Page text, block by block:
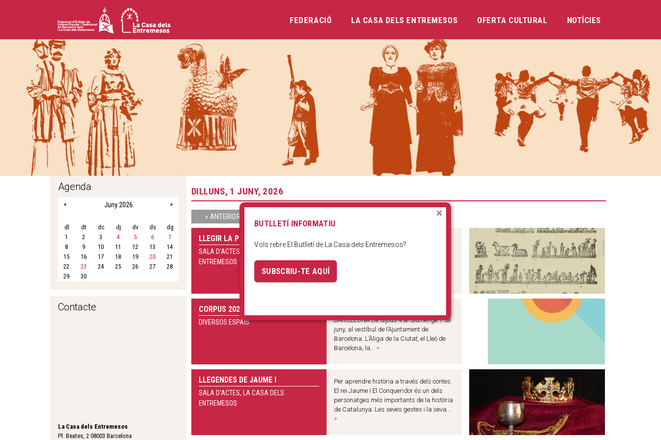
al
contingut
FEDERACIÓ LA CASA DELS ENTREMESOS OFERTA CULTURAL NOTÍCIES
DILLUNS, 1 JUNY, 2026
« ANTERIOR
LLEGIR LA PROCESSÓ DEL CORPUS
SALA D'ACTES, LA CASA DELS
ENTREMESOS
La processó del Corpus Christi de
Barcelona va ser, durant segles, la
manifestació festiva més important de
CORPUS 2026
DIVERSOS ESPAIS
BARCELONA De dijous 4 al diumenge 7 de
juny, al vestíbul de l’Ajuntament de
Barcelona. L’Àliga de la Ciutat, el Lleó de
Barcelona, la... +
LLEGENDES DE JAUME I
SALA D'ACTES, LA CASA DELS
ENTREMESOS
Per aprendre història a través dels contes.
El rei Jaume I El Conqueridor és un dels
personatges més importants de la història
de Catalunya. Les seves gestes i la seva...
+
Agenda
Juny 2026
« »
dl dt dc dj dv ds
dg
1
2 3 4 5 6
7
8
9 10 11 12 13
14
15
16 17 18 19 20
21
22
23 24 25 26 27
28
29
30
Contacte
La Casa dels Entremesos
Pl. Beates, 2 08003 Barcelona
BUTLLETÍ INFORMATIU
Vols rebre El Butlletí de La Casa dels Entremesos?
SUBSCRIU-TE AQUÍ